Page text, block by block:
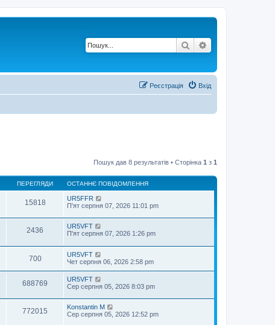
Пошук
Вхід
Реєстрація
Пошук дав 8 результатів • Сторінка 1 з 1
ПЕРЕГЛЯДИ ОСТАННЄ ПОВІДОМЛЕННЯ
15818
UR5FFR
П'ят серпня 07, 2026 11:01 pm
2436
UR5VFT
П'ят серпня 07, 2026 1:26 pm
700
UR5VFT
Чет серпня 06, 2026 2:58 pm
688769
UR5VFT
Сер серпня 05, 2026 8:03 pm
772015
Konstantin M
Сер серпня 05, 2026 12:52 pm